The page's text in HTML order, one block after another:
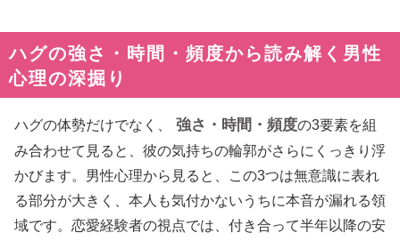
ハグの強さ・時間・頻度から読み解く男性
心理の深掘り
ハグの体勢だけでなく、 強さ・時間・頻度の3要素を組
み合わせて見ると、彼の気持ちの輪郭がさらにくっきり浮
かびます。男性心理から見ると、この3つは無意識に表れ
る部分が大きく、本人も気付かないうちに本音が漏れる領
域です。恋愛経験者の視点では、付き合って半年以降の安